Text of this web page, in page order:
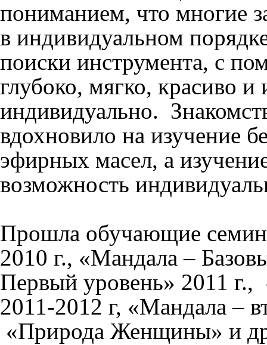
пониманием, что многие
в индивидуальном
поиски инструмента, с
глубоко, мягко, красиво
индивидуально.
вдохновило на изучение
эфирных масел, а
возможность
Прошла обучающие
2010 г., «Мандала –
Первый уровень» 2011
2011-2012 г, «Мандала –
«Природа Женщины» и